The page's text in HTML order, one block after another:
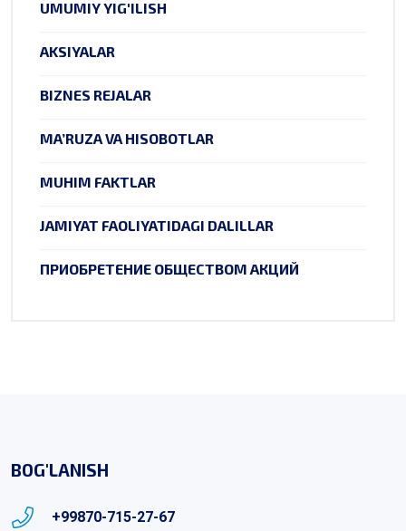
UMUMIY YIG'ILISH
AKSIYALAR
BIZNES REJALAR
MA’RUZA VA HISOBOTLAR
MUHIM FAKTLAR
JAMIYAT FAOLIYATIDAGI DALILLAR
ПРИОБРЕТЕНИЕ ОБЩЕСТВОМ АКЦИЙ
BOG'LANISH
+99870-715-27-67